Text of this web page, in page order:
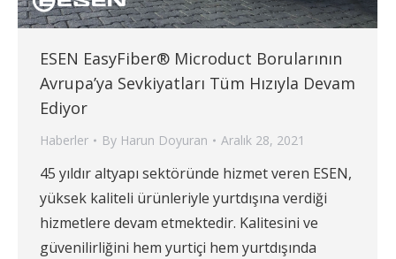
ESEN EasyFiber® Microduct Borularının
Avrupa’ya Sevkiyatları Tüm Hızıyla Devam
Ediyor
Haberler By Harun Doyuran Aralık 28, 2021
45 yıldır altyapı sektöründe hizmet veren ESEN,
yüksek kaliteli ürünleriyle yurtdışına verdiği
hizmetlere devam etmektedir. Kalitesini ve
güvenilirliğini hem yurtiçi hem yurtdışında